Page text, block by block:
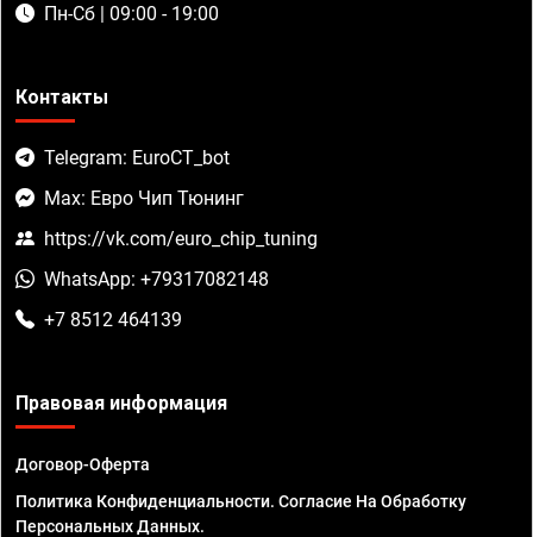
Пн-Сб | 09:00 - 19:00
Контакты
Telegram: EuroCT_bot
Max: Евро Чип Тюнинг
https://vk.com/euro_chip_tuning
WhatsApp: +79317082148
+7 8512 464139
Правовая информация
Договор-Оферта
Политика Конфиденциальности. Согласие На Обработку
Персональных Данных.